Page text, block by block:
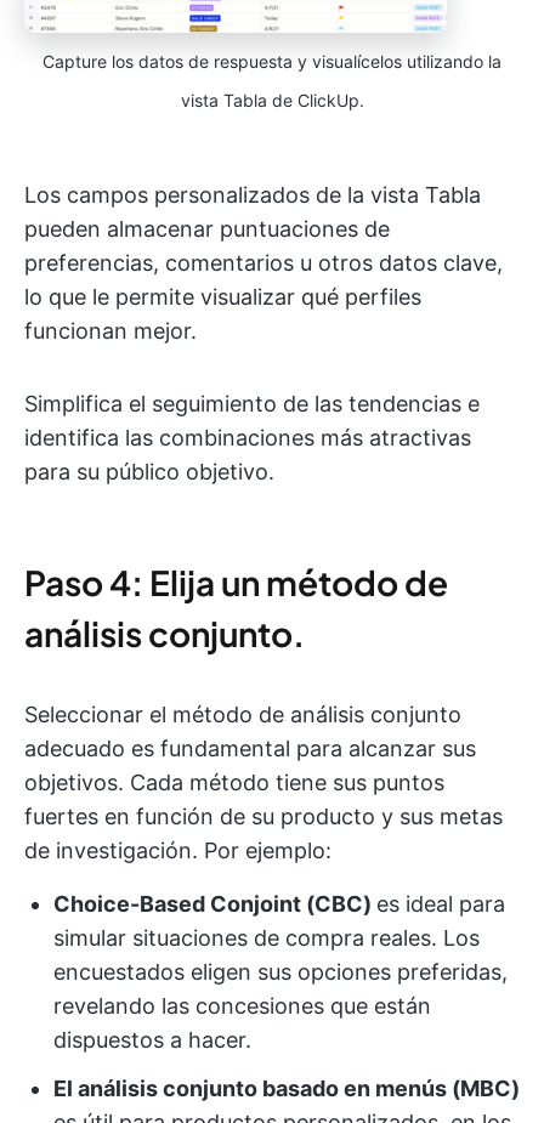
Capture los datos de respuesta y visualícelos utilizando la
vista Tabla de ClickUp.
Los campos personalizados de la vista Tabla
pueden almacenar puntuaciones de
preferencias, comentarios u otros datos clave,
lo que le permite visualizar qué perfiles
funcionan mejor.
Simplifica el seguimiento de las tendencias e
identifica las combinaciones más atractivas
para su público objetivo.
Paso 4: Elija un método de
análisis conjunto.
Seleccionar el método de análisis conjunto
adecuado es fundamental para alcanzar sus
objetivos. Cada método tiene sus puntos
fuertes en función de su producto y sus metas
de investigación. Por ejemplo:
Choice-Based Conjoint (CBC) es ideal para
simular situaciones de compra reales. Los
encuestados eligen sus opciones preferidas,
revelando las concesiones que están
dispuestos a hacer.
El análisis conjunto basado en menús (MBC)